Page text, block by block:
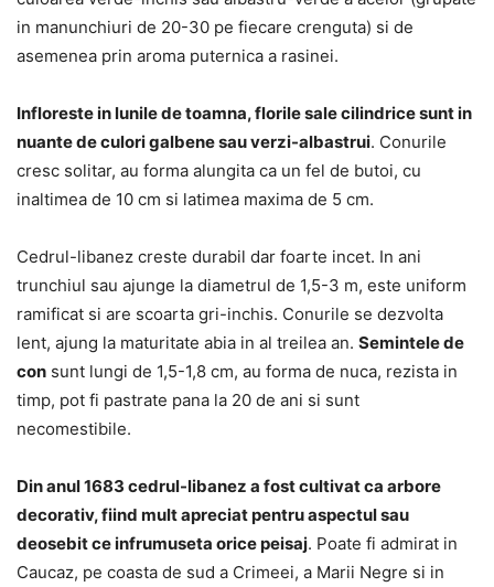
in manunchiuri de 20-30 pe fiecare crenguta) si de
asemenea prin aroma puternica a rasinei.
Infloreste in lunile de toamna, florile sale cilindrice sunt in
nuante de culori galbene sau verzi-albastrui. Conurile
cresc solitar, au forma alungita ca un fel de butoi, cu
inaltimea de 10 cm si latimea maxima de 5 cm.
Cedrul-libanez creste durabil dar foarte incet. In ani
trunchiul sau ajunge la diametrul de 1,5-3 m, este uniform
ramificat si are scoarta gri-inchis. Conurile se dezvolta
lent, ajung la maturitate abia in al treilea an. Semintele de
con sunt lungi de 1,5-1,8 cm, au forma de nuca, rezista in
timp, pot fi pastrate pana la 20 de ani si sunt
necomestibile.
Din anul 1683 cedrul-libanez a fost cultivat ca arbore
decorativ, fiind mult apreciat pentru aspectul sau
deosebit ce infrumuseta orice peisaj. Poate fi admirat in
Caucaz, pe coasta de sud a Crimeei, a Marii Negre si in